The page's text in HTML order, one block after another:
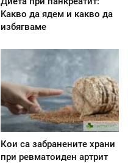
Kакво да ядем и какво да
избягваме
Кои са забранените храни
при ревматоиден артрит